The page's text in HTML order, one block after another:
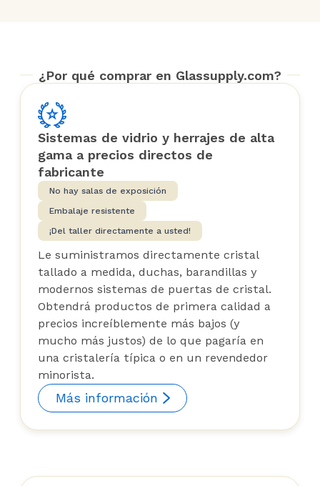
¿Por qué comprar en Glassupply.com?
Sistemas de vidrio y herrajes de alta
gama a precios directos de
fabricante
No hay salas de exposición
Embalaje resistente
¡Del taller directamente a usted!
Le suministramos directamente cristal
tallado a medida, duchas, barandillas y
modernos sistemas de puertas de cristal.
Obtendrá productos de primera calidad a
precios increíblemente más bajos (y
mucho más justos) de lo que pagaría en
una cristalería típica o en un revendedor
minorista.
Más información